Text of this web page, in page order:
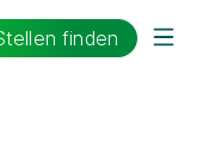
finden